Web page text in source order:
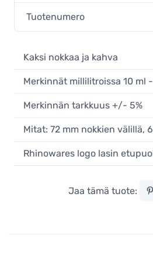
Tuotenumero
Kaksi nokkaa ja kahva
Merkinnät millilitroissa 10 ml
Merkinnän tarkkuus +/- 5%
Mitat: 72 mm nokkien välillä,
Rhinowares logo lasin
Jaa tämä tuote: